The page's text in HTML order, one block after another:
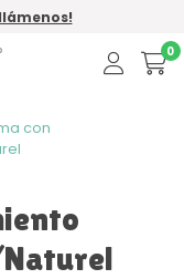
0
con